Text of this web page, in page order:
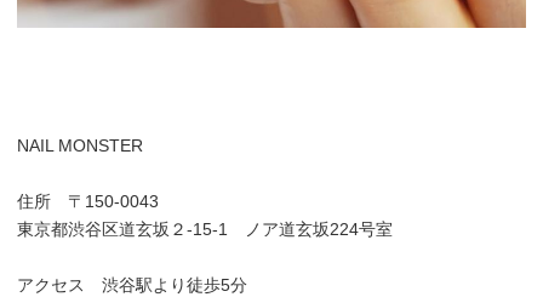
NAIL MONSTER
住所 〒150-0043
東京都渋谷区道玄坂２-15-1 ノア道玄坂224号室
アクセス 渋谷駅より徒歩5分